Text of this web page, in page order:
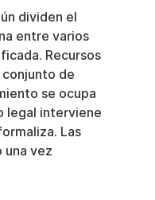
dividen el
entre varios
Recursos
conjunto de
se ocupa
legal interviene
Las
una vez